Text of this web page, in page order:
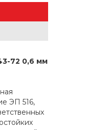
72 0,6 мм
ЭП 516,